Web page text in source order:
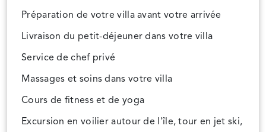
Préparation de votre villa avant votre arrivée
Livraison du petit-déjeuner dans votre villa
Service de chef privé
Massages et soins dans votre villa
Cours de fitness et de yoga
Excursion en voilier autour de l'île, tour en jet ski,